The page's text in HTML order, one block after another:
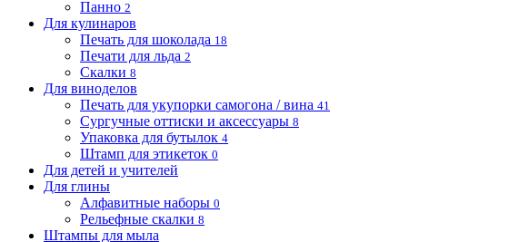
Панно 2
Для кулинаров
Печать для шоколада 18
Печати для льда 2
Скалки 8
Для виноделов
Печать для укупорки самогона / вина 41
Сургучные оттиски и аксессуары 8
Упаковка для бутылок 4
Штамп для этикеток 0
Для детей и учителей
Для глины
Алфавитные наборы 0
Рельефные скалки 8
Штампы для мыла